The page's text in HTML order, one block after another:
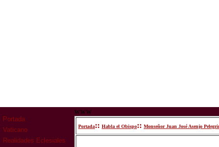
Portada
Vaticano
Realidades Eclesiales
www
Portada:: Habla el Obispo:: Monseñor Juan José Asenjo